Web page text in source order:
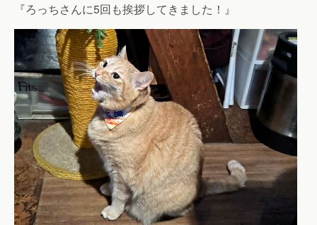
『ろっちさんに5回も挨拶してきました！』